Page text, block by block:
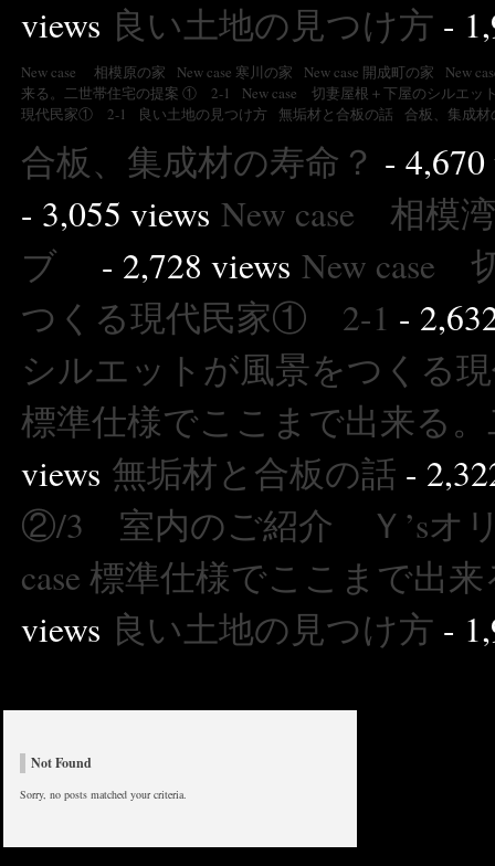
views 良い土地の見つけ方 -
New case 相模原の家 New case 寒川の家 New case 開成町の家
New
来る。二世帯住宅の提案 ① 2-1
New case 切妻屋根＋下屋のシルエ
現代民家① 2-1
良い土地の見つけ方 無垢材と合板の話 合板、集成材
合板、集成材の寿命？ - 4,670
- 3,055 views New case 相模
ブ
- 2,728 views New case
つくる現代民家① 2-1 -
シルエットが風景をつくる
標準仕様でここまで出来る
views 無垢材と合板の話 -
②/3 室内のご紹介 Ｙ’sオ
case 標準仕様でここまで出
views 良い土地の見つけ方 -
Not Found
Sorry, no posts matched your criteria.